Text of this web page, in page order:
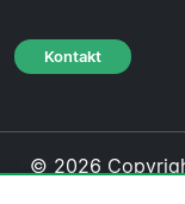
Kontakt
© 2026